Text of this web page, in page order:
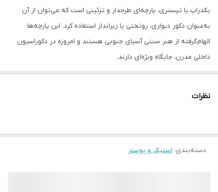
بکدراپ یا تپستری، پارچه‌ای طرحدار و تزئینی است که می‌توان از آن
به‌عنوان دکور دیواری، روتختی یا زیرانداز استفاده کرد. این پارچه‌ها
الهام‌گرفته از هنر سنتی آسیای جنوبی هستند و امروزه در دکوراسیون
داخلی مدرن، جایگاه ویژه‌ای دارند.
شست‌وشو در ماشین لباسشویی هستند، بدون نگرانی از افت کیفیت یا
آرامش‌بخش و متفاوت ببخشید. طراحی‌های متنوع و چشم‌نواز آن‌ها
نظرات
دسته‌بندی: استیکر و پوستر